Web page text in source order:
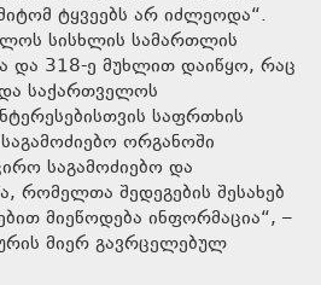
ტყვეებს არ იძლეოდა“.
სისხლის სამართლის
და 318-ე მუხლით დაიწყო, რაც
საქართველოს
საფრთხის
ორგანოში
საგამოძიებო და
რომელთა შედეგების შესახებ
მიეწოდება ინფორმაცია“, –
მიერ გავრცელებულ